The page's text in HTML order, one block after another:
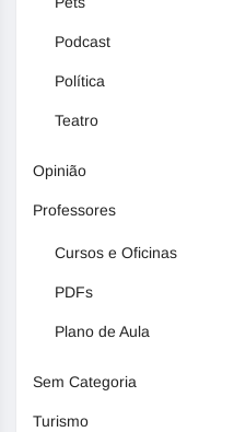
Podcast
Política
Teatro
Opinião
Professores
Cursos e Oficinas
PDFs
Plano de Aula
Sem Categoria
Turismo